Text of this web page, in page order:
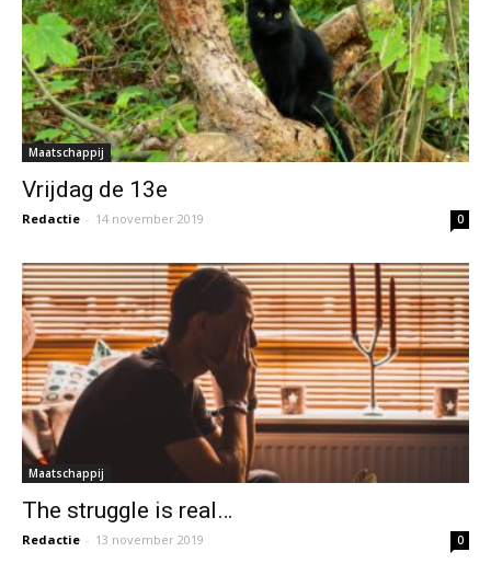
Maatschappij
Vrijdag de 13e
Redactie - 14 november 2019 0
Maatschappij
The struggle is real…
Redactie - 13 november 2019 0